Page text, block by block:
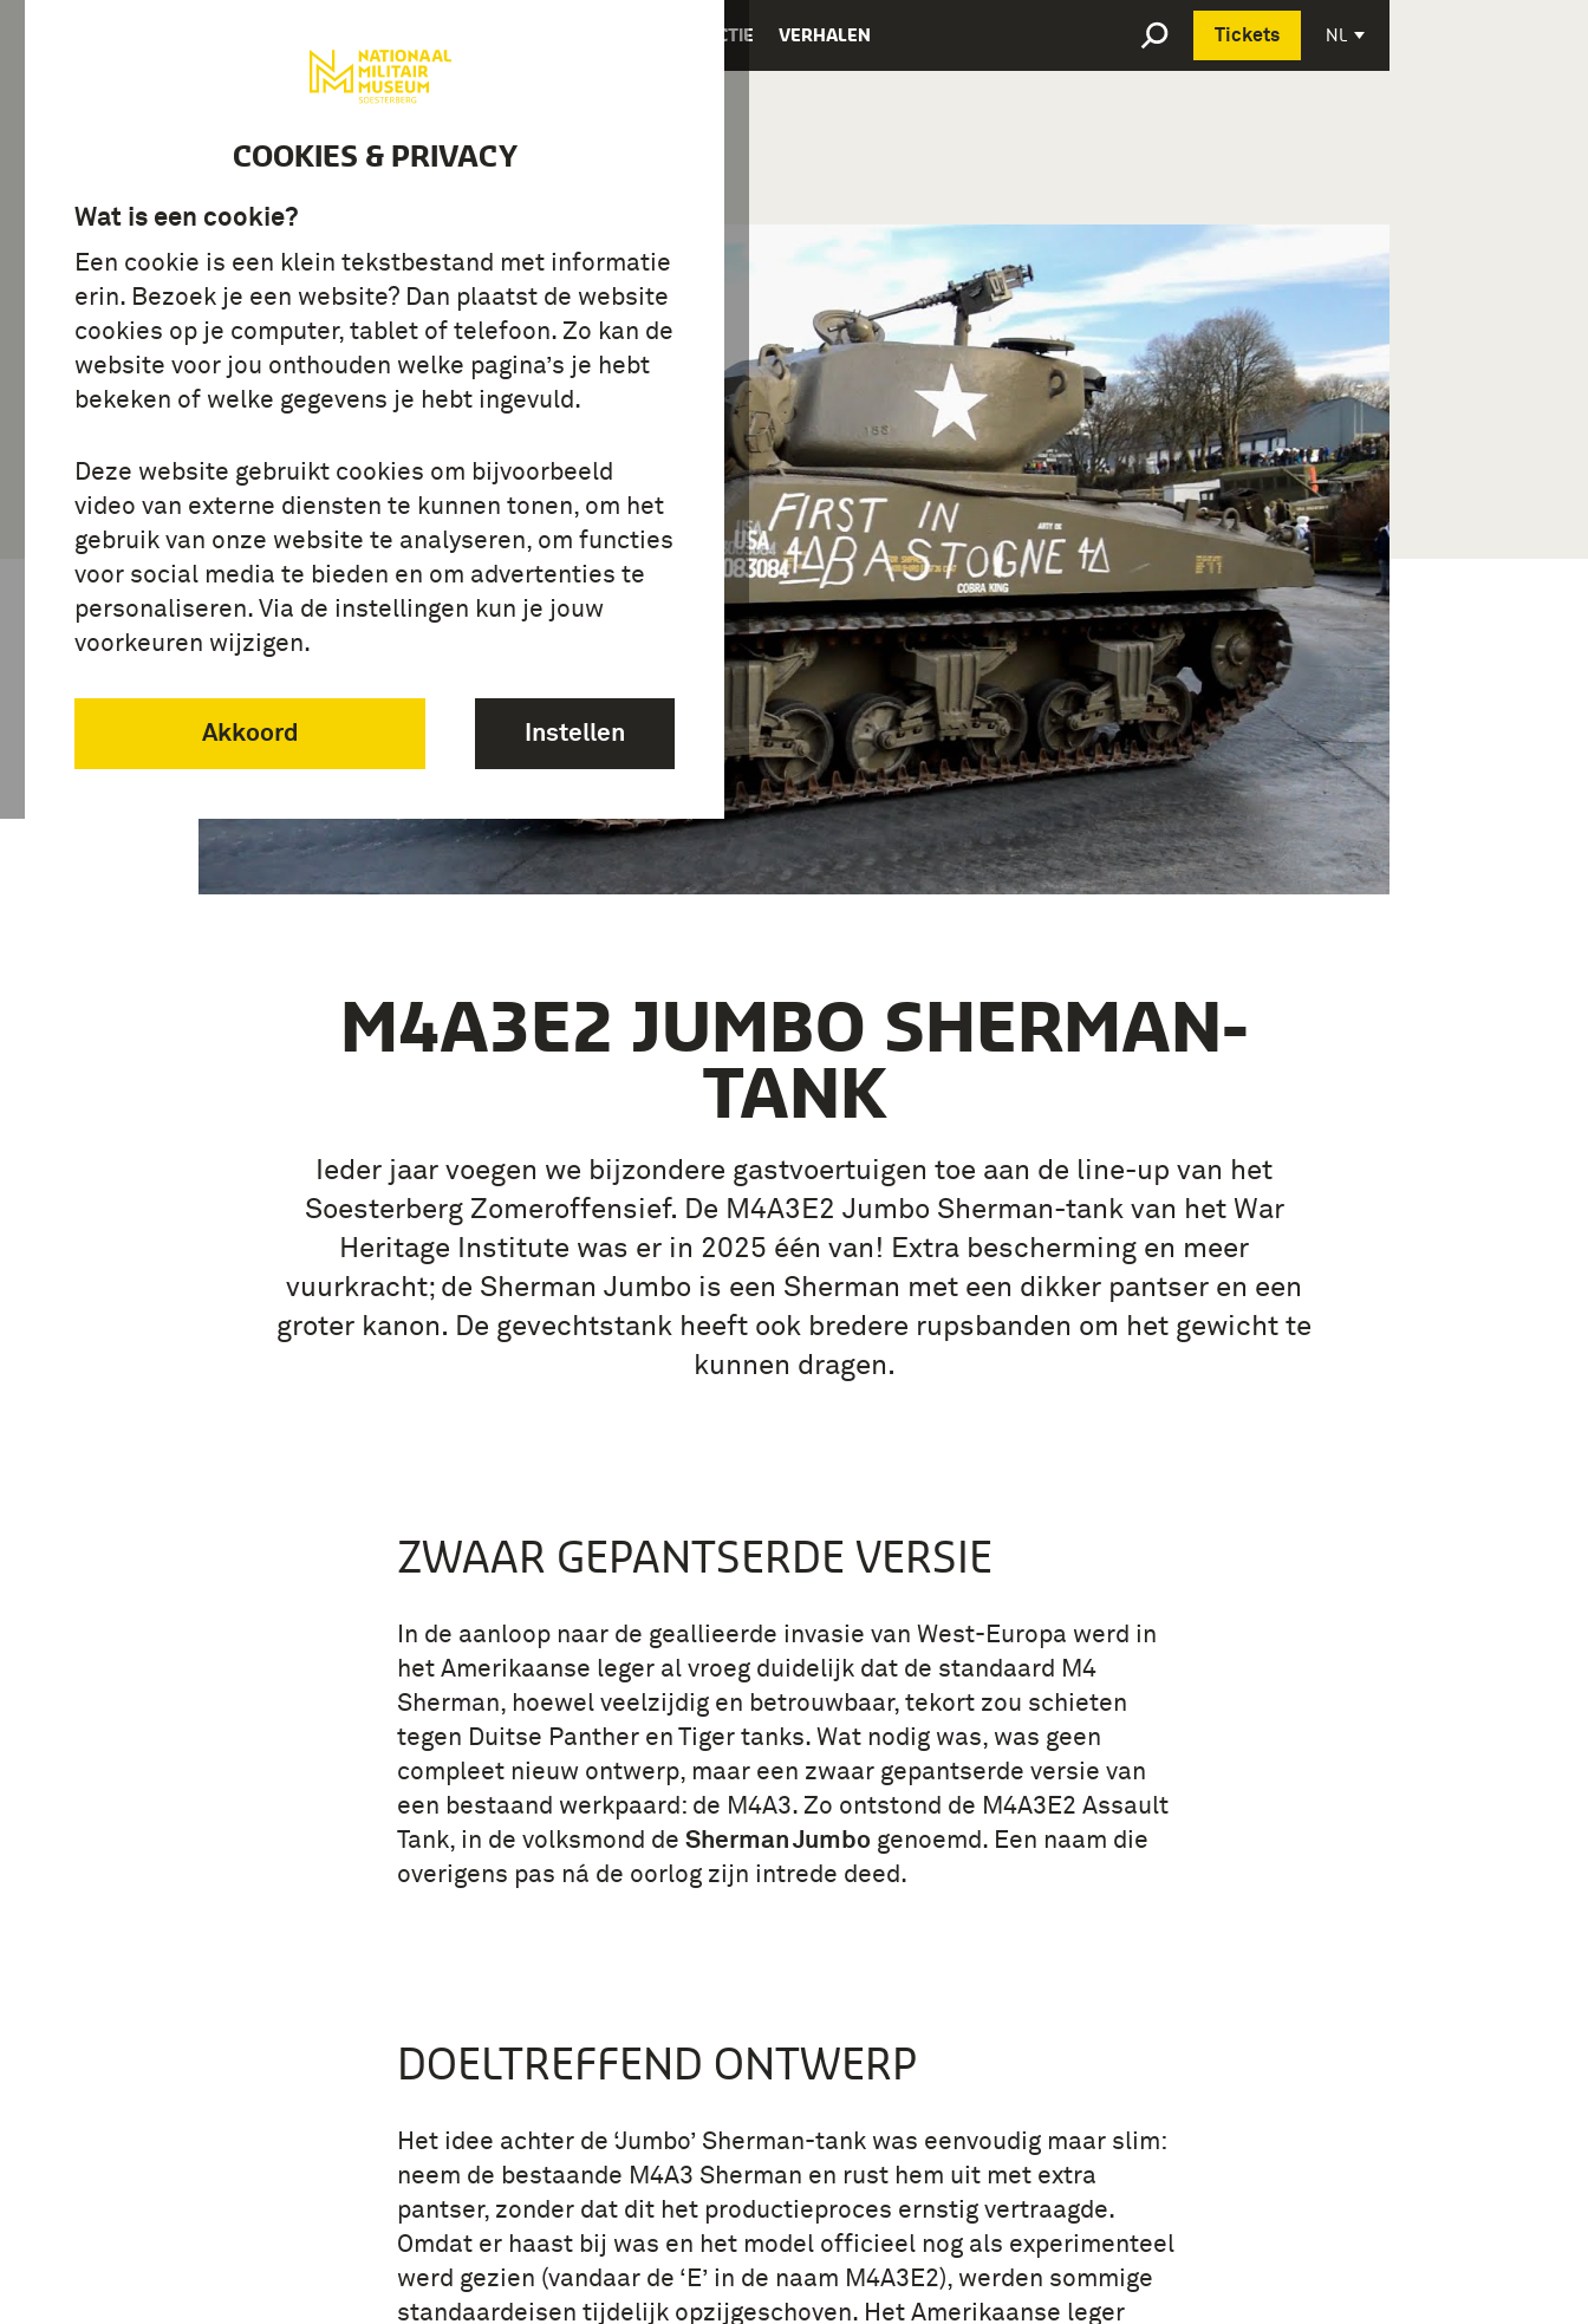
COOKIES & PRIVACY
Wat is een cookie?
Een cookie is een klein tekstbestand met informatie
erin. Bezoek je een website? Dan plaatst de website
cookies op je computer, tablet of telefoon. Zo kan de
website voor jou onthouden welke pagina’s je hebt
bekeken of welke gegevens je hebt ingevuld.
Deze website gebruikt cookies om bijvoorbeeld
video van externe diensten te kunnen tonen, om het
gebruik van onze website te analyseren, om functies
voor social media te bieden en om advertenties te
personaliseren. Via de instellingen kun je jouw
voorkeuren wijzigen.
Akkoord Instellen
COLLECTIE VERHALEN Tickets NL
Deutsch
M4A3E2 JUMBO SHERMAN-
TANK
Ieder jaar voegen we bijzondere gastvoertuigen toe aan de line-up van het
Soesterberg Zomeroffensief. De M4A3E2 Jumbo Sherman-tank van het War
Heritage Institute was er in 2025 één van! Extra bescherming en meer
vuurkracht; de Sherman Jumbo is een Sherman met een dikker pantser en een
groter kanon. De gevechtstank heeft ook bredere rupsbanden om het gewicht te
kunnen dragen.
ZWAAR GEPANTSERDE VERSIE
In de aanloop naar de geallieerde invasie van West-Europa werd in
het Amerikaanse leger al vroeg duidelijk dat de standaard M4
Sherman, hoewel veelzijdig en betrouwbaar, tekort zou schieten
tegen Duitse Panther en Tiger tanks. Wat nodig was, was geen
compleet nieuw ontwerp, maar een zwaar gepantserde versie van
een bestaand werkpaard: de M4A3. Zo ontstond de M4A3E2 Assault
Tank, in de volksmond de Sherman Jumbo genoemd. Een naam die
overigens pas ná de oorlog zijn intrede deed.
DOELTREFFEND ONTWERP
Het idee achter de ‘Jumbo’ Sherman-tank was eenvoudig maar slim:
neem de bestaande M4A3 Sherman en rust hem uit met extra
pantser, zonder dat dit het productieproces ernstig vertraagde.
Omdat er haast bij was en het model officieel nog als experimenteel
werd gezien (vandaar de ‘E’ in de naam M4A3E2), werden sommige
standaardeisen tijdelijk opzijgeschoven. Het Amerikaanse leger